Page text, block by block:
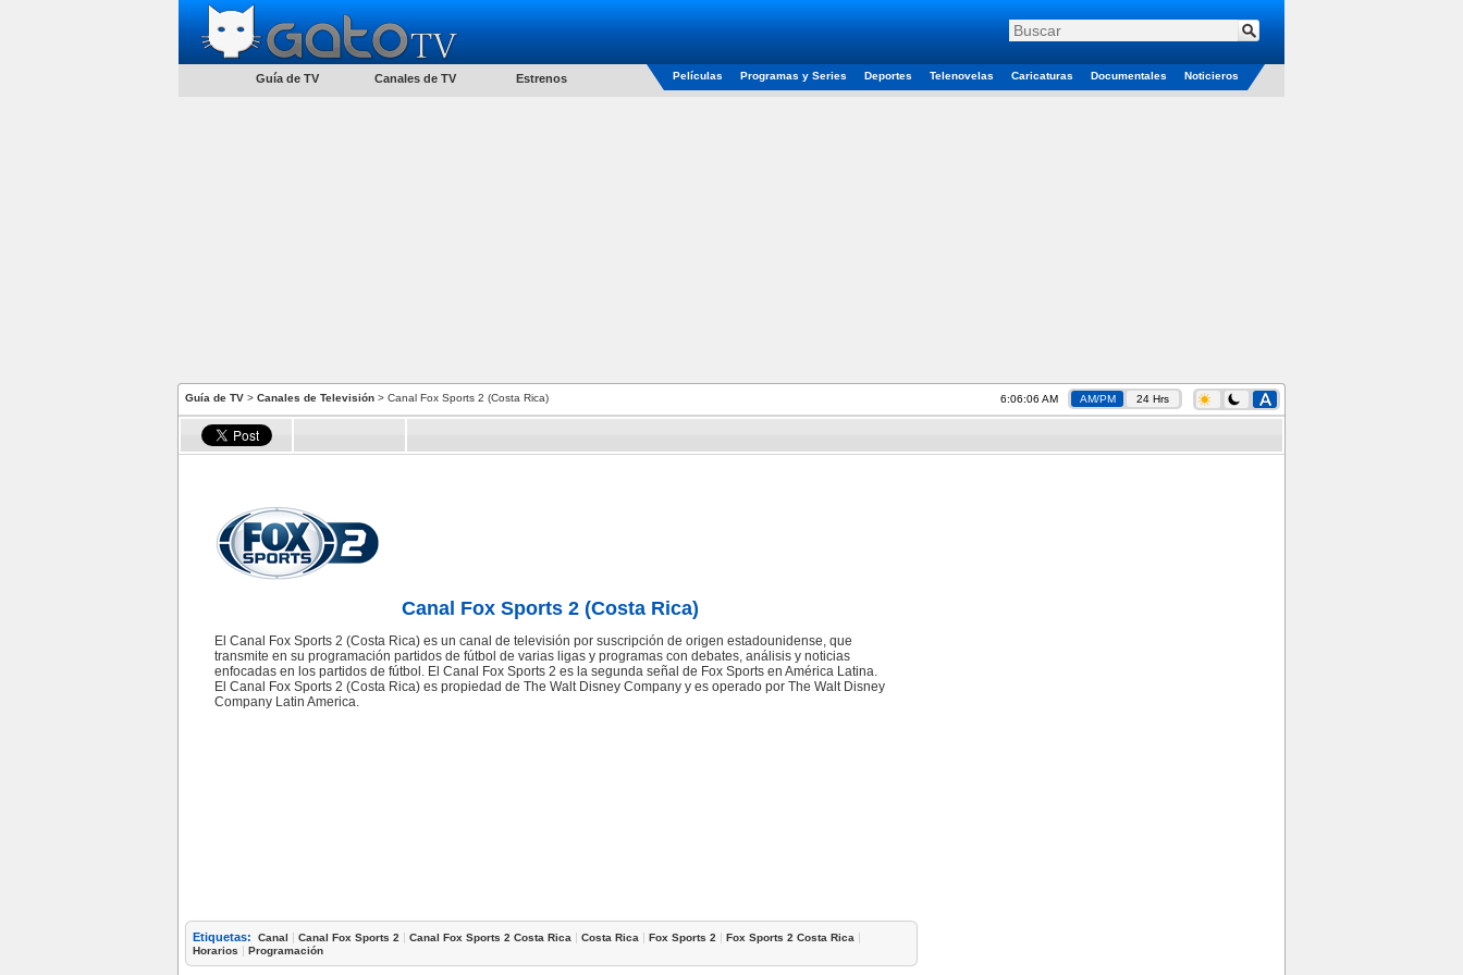
Guía de TV Canales de TV Estrenos Películas Programas y Series Deportes Telenovelas Caricaturas Documentales Noticieros
Guía de TV > Canales de Televisión > Canal Fox Sports 2 (Costa Rica) 6:06:06 AM AM/PM 24 Hrs
Canal Fox Sports 2 (Costa Rica)
El Canal Fox Sports 2 (Costa Rica) es un canal de televisión por suscripción de origen estadounidense, que
transmite en su programación partidos de fútbol de varias ligas y programas con debates, análisis y noticias
enfocadas en los partidos de fútbol. El Canal Fox Sports 2 es la segunda señal de Fox Sports en América Latina.
El Canal Fox Sports 2 (Costa Rica) es propiedad de The Walt Disney Company y es operado por The Walt Disney
Company Latin America.
Etiquetas: Canal | Canal Fox Sports 2 | Canal Fox Sports 2 Costa Rica | Costa Rica | Fox Sports 2 | Fox Sports 2 Costa Rica |
Horarios | Programación